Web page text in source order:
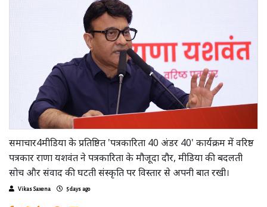
समाचार4मीडिया के प्रतिष्ठित 'पत्रकारिता 40 अंडर 40' कार्यक्रम में वरिष्ठ
पत्रकार राणा यशवंत ने पत्रकारिता के मौजूदा दौर, मीडिया की बदलती
सोच और संवाद की घटती संस्कृति पर विस्तार से अपनी बात रखी।
Vikas Saxena 5 days ago